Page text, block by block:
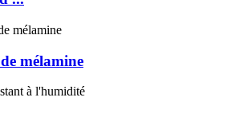
mélamine